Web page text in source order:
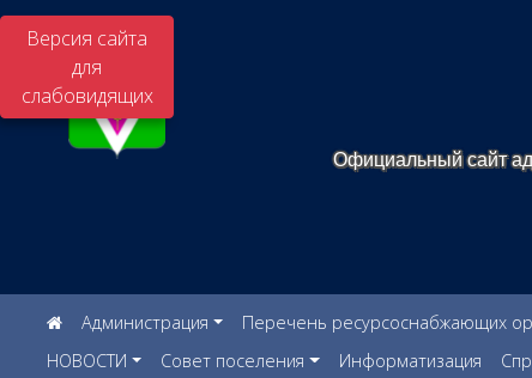
Версия сайта
для
слабовидящих
Официальный сайт
Администрация Перечень ресурсоснабжающих
НОВОСТИ
Совет поселения Информатизация